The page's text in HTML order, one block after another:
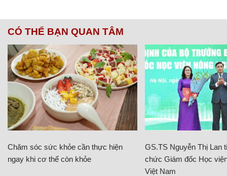
CÓ THỂ BẠN QUAN TÂM
Chăm sóc sức khỏe cần thực hiện
ngay khi cơ thể còn khỏe
GS.TS Nguyễn Thị Lan
chức Giám đốc Học
Việt Nam